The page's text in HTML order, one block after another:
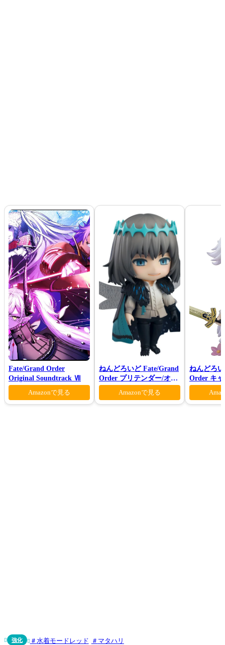
Fate/Grand Order
Original Soundtrack Ⅶ
Amazonで見る
ねんどろいど Fate/Grand
Order プリテンダー/オベ
ロン ヴォーティガーン
Amazonで見る
ねんどろ
Order キ
ン 花の魔
 強化  水着モードレッド マタハリ